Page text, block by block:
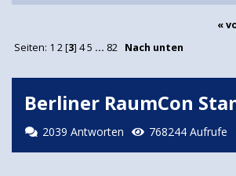
«
Seiten: 1 2[3] 4 5 ... 82 Nach unten
Berliner RaumCon
2039 Antworten 768244 Aufrufe